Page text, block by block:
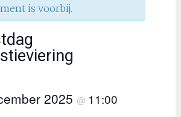
is voorbij.
2025 @ 11:00